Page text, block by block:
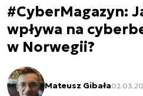
#CyberMagazyn:
wpływa na
w Norwegii?
Mateusz Gibała